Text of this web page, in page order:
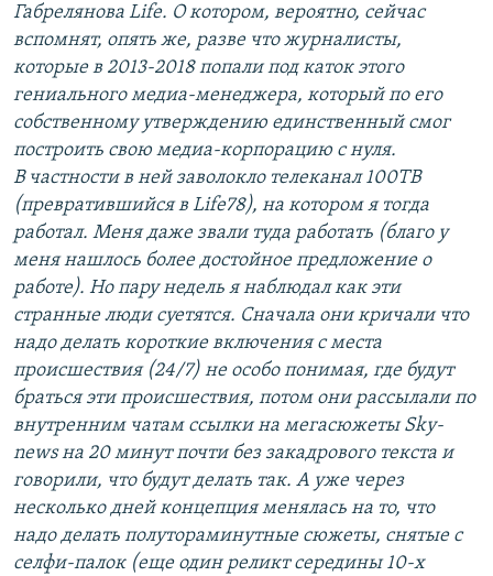
Габрелянова Life. О котором, вероятно, сейчас
вспомнят, опять же, разве что журналисты,
которые в 2013-2018 попали под каток этого
гениального медиа-менеджера, который по его
собственному утверждению единственный смог
построить свою медиа-корпорацию с нуля.
В частности в ней заволокло телеканал 100ТВ
(превратившийся в Lifе78), на котором я тогда
работал. Меня даже звали туда работать (благо у
меня нашлось более достойное предложение о
работе). Но пару недель я наблюдал как эти
странные люди суетятся. Сначала они кричали что
надо делать короткие включения с места
происшествия (24/7) не особо понимая, где будут
браться эти происшествия, потом они рассылали по
внутренним чатам ссылки на мегасюжеты Sky-
news на 20 минут почти без закадрового текста и
говорили, что будут делать так. А уже через
несколько дней концепция менялась на то, что
надо делать полутораминутные сюжеты, снятые с
селфи-палок (еще один реликт середины 10-х